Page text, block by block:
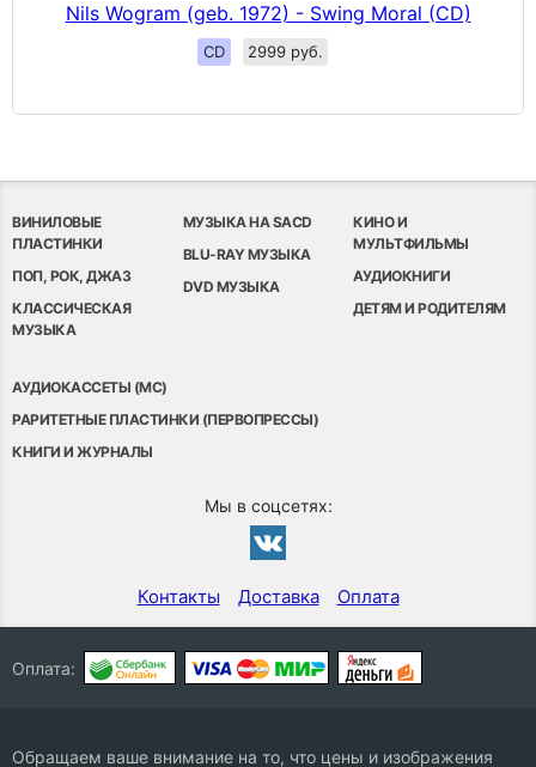
Nils Wogram (geb. 1972) - Swing Moral (CD)
CD 2999 руб.
ВИНИЛОВЫЕ
ПЛАСТИНКИ
ПОП, РОК, ДЖАЗ
КЛАССИЧЕСКАЯ
МУЗЫКА
МУЗЫКА НА SACD
BLU-RAY МУЗЫКА
DVD МУЗЫКА
КИНО И
МУЛЬТФИЛЬМЫ
АУДИОКНИГИ
ДЕТЯМ И РОДИТЕЛЯМ
АУДИОКАССЕТЫ (MC)
РАРИТЕТНЫЕ ПЛАСТИНКИ (ПЕРВОПРЕССЫ)
КНИГИ И ЖУРНАЛЫ
Мы в соцсетях:
Контакты Доставка Оплата
Оплата:
Обращаем ваше внимание на то, что цены и изображения